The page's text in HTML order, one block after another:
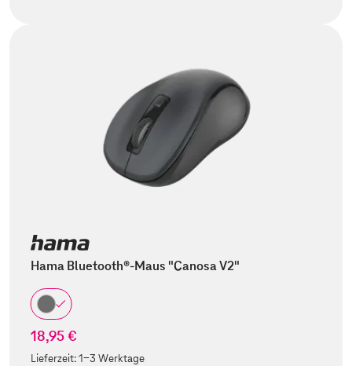
Hama Bluetooth®-Maus "Canosa V2"
18,95 €
Lieferzeit:1-3 Werktage